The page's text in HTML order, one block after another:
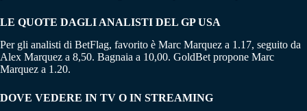
LE QUOTE DAGLI ANALISTI DEL GP USA
Per gli analisti di BetFlag, favorito è Marc Marquez a 1.17, seguito da
Alex Marquez a 8,50. Bagnaia a 10,00. GoldBet propone Marc
Marquez a 1.20.
DOVE VEDERE IN TV O IN STREAMING